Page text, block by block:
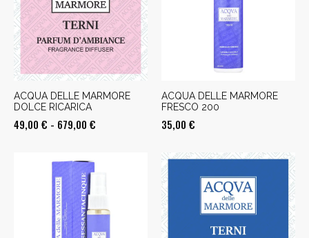
ACQUA DELLE MARMORE
DOLCE RICARICA
49,00 € - 679,00 €
a
ACQUA DELLE MARMORE
FRESCO 200
35,00 €